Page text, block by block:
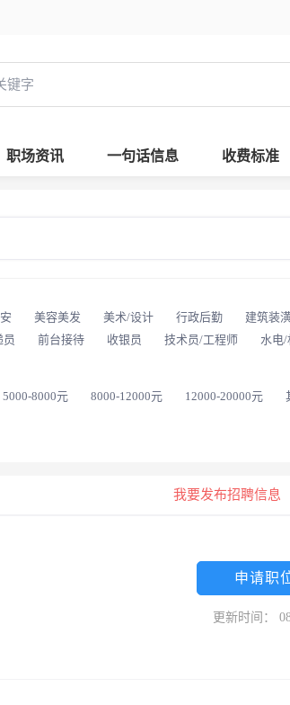
职场资讯 一句话信息 收费标准
美容美发 美术/设计 行政后勤 建筑装
员 前台接待 收银员 技术员/工程师 水电/
5000-8000元 8000-12000元 12000-20000元
我要发布招聘信息
申请职
更新时间：